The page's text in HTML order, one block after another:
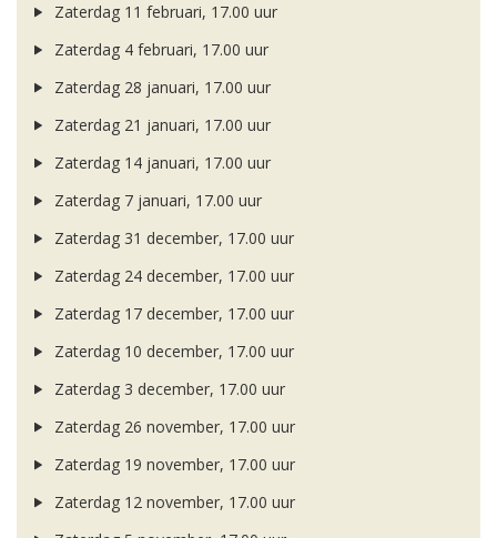
Zaterdag 11 februari, 17.00 uur
Zaterdag 4 februari, 17.00 uur
Zaterdag 28 januari, 17.00 uur
Zaterdag 21 januari, 17.00 uur
Zaterdag 14 januari, 17.00 uur
Zaterdag 7 januari, 17.00 uur
Zaterdag 31 december, 17.00 uur
Zaterdag 24 december, 17.00 uur
Zaterdag 17 december, 17.00 uur
Zaterdag 10 december, 17.00 uur
Zaterdag 3 december, 17.00 uur
Zaterdag 26 november, 17.00 uur
Zaterdag 19 november, 17.00 uur
Zaterdag 12 november, 17.00 uur